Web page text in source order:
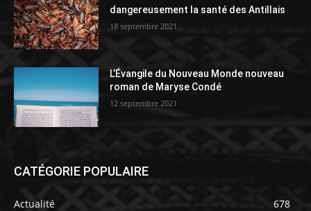
dangereusement la santé des Antillais
18 septembre 2021
L’Évangile du Nouveau Monde nouveau
roman de Maryse Condé
12 septembre 2021
CATÉGORIE POPULAIRE
Actualité
678